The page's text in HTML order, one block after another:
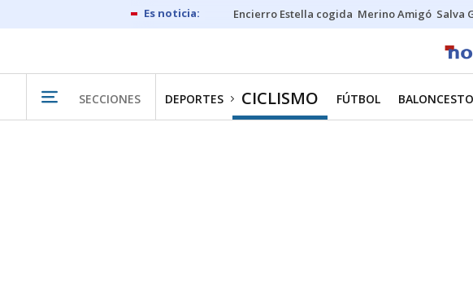
Encierro Estella cogida Merino Amigó Salva
SECCIONES DEPORTES CICLISMO FÚTBOL BALONCESTO